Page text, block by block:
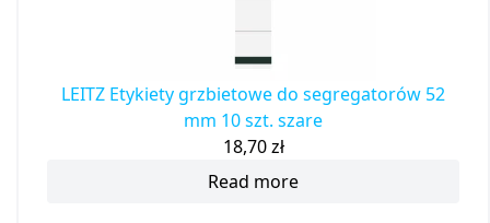
LEITZ Etykiety grzbietowe do segregatorów 52
mm 10 szt. szare
18,70zł
Read more